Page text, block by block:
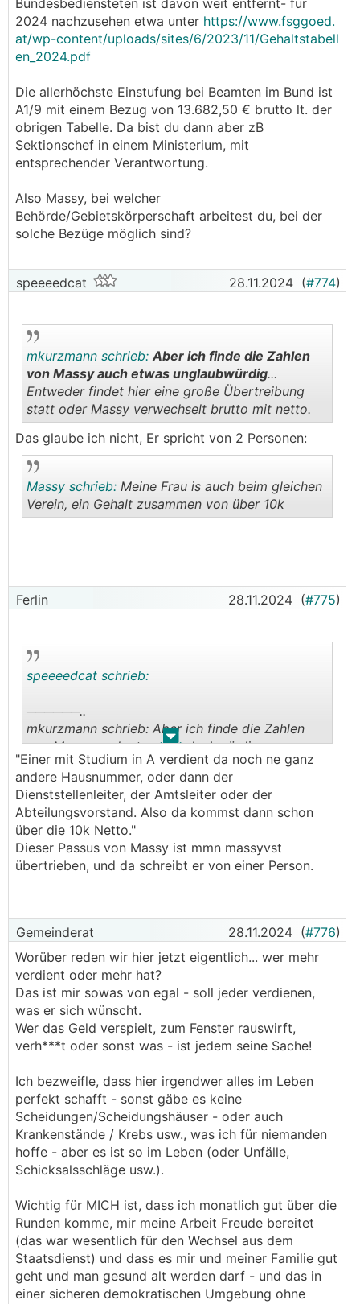
Bundesbediensteten ist davon weit entfernt- für
2024 nachzusehen etwa unter https://www.fsggoed.
at/wp-content/uploads/sites/6/2023/11/Gehaltstabell
en_2024.pdf
Die allerhöchste Einstufung bei Beamten im Bund ist
A1/9 mit einem Bezug von 13.682,50 € brutto lt. der
obrigen Tabelle. Da bist du dann aber zB
Sektionschef in einem Ministerium, mit
entsprechender Verantwortung.
Also Massy, bei welcher
Behörde/Gebietskörperschaft arbeitest du, bei der
solche Bezüge möglich sind?
speeeedcat 28.11.2024 (#774)
..
mkurzmann schrieb: Aber ich finde die Zahlen
von Massy auch etwas unglaubwürdig...
Entweder findet hier eine große Übertreibung
statt oder Massy verwechselt brutto mit netto.
Das glaube ich nicht, Er spricht von 2 Personen:
Massy schrieb: Meine Frau is auch beim gleichen
Verein, ein Gehalt zusammen von über 10k
Ferlin 28.11.2024 (#775)
. .
speeeedcat schrieb:
──────..
mkurzmann schrieb: Aber ich finde die Zahlen
von Massy auch etwas unglaubwürdig...
Entweder findet hier eine große Übertreibung
statt oder Massy verwechselt brutto mit netto.
───────────────
Das glaube ich nicht, Er spricht von 2 Personen:
──────..
───────────────
"Einer mit Studium in A verdient da noch ne ganz
andere Hausnummer, oder dann der
Dienststellenleiter, der Amtsleiter oder der
Abteilungsvorstand. Also da kommst dann schon
über die 10k Netto."
Dieser Passus von Massy ist mmn massyvst
übertrieben, und da schreibt er von einer Person.
Gemeinderat 28.11.2024 (#776)
Worüber reden wir hier jetzt eigentlich... wer mehr
verdient oder mehr hat?
Das ist mir sowas von egal - soll jeder verdienen,
was er sich wünscht.
Wer das Geld verspielt, zum Fenster rauswirft,
verh***t oder sonst was - ist jedem seine Sache!
Ich bezweifle, dass hier irgendwer alles im Leben
perfekt schafft - sonst gäbe es keine
Scheidungen/Scheidungshäuser - oder auch
Krankenstände / Krebs usw., was ich für niemanden
hoffe - aber es ist so im Leben (oder Unfälle,
Schicksalsschläge usw.).
Wichtig für MICH ist, dass ich monatlich gut über die
Runden komme, mir meine Arbeit Freude bereitet
(das war wesentlich für den Wechsel aus dem
Staatsdienst) und dass es mir und meiner Familie gut
geht und man gesund alt werden darf - und das in
einer sicheren demokratischen Umgebung ohne